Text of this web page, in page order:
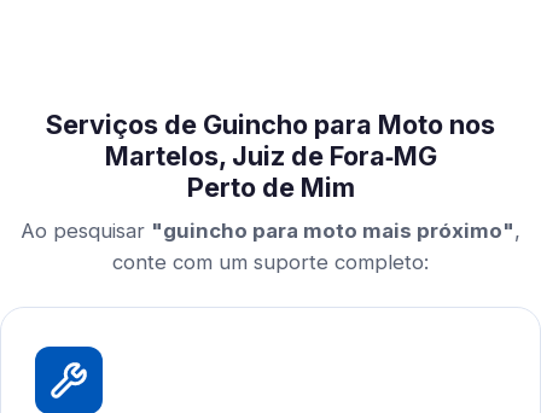
Serviços de Guincho para Moto nos
Martelos, Juiz de Fora‑MG
Perto de Mim
Ao pesquisar "guincho para moto mais próximo",
conte com um suporte completo: